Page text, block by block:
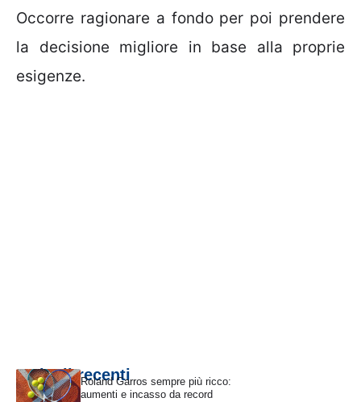
Occorre ragionare a fondo per poi prendere
la decisione migliore in base alla proprie
esigenze.
Articoli recentiRoland Garros sempre più ricco:
aumenti e incasso da record